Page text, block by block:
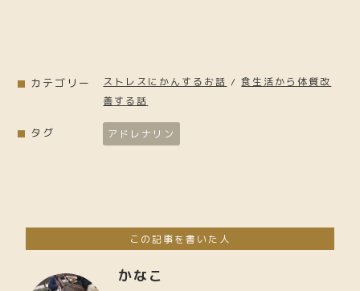
カテゴリー ストレスにかんするお話 /食生活から体質改
善する話
タグ アドレナリン
この記事を書いた人
かなこ